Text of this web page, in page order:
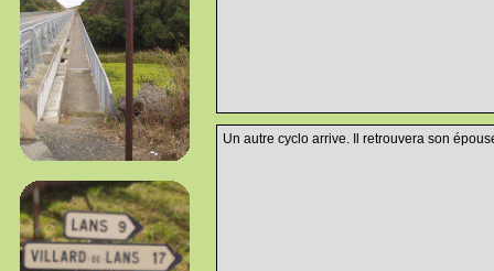
Un autre cyclo arrive. Il retrouvera son